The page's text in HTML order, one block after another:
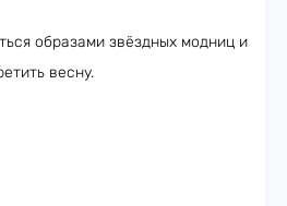
образами звёздных модниц и
весну.